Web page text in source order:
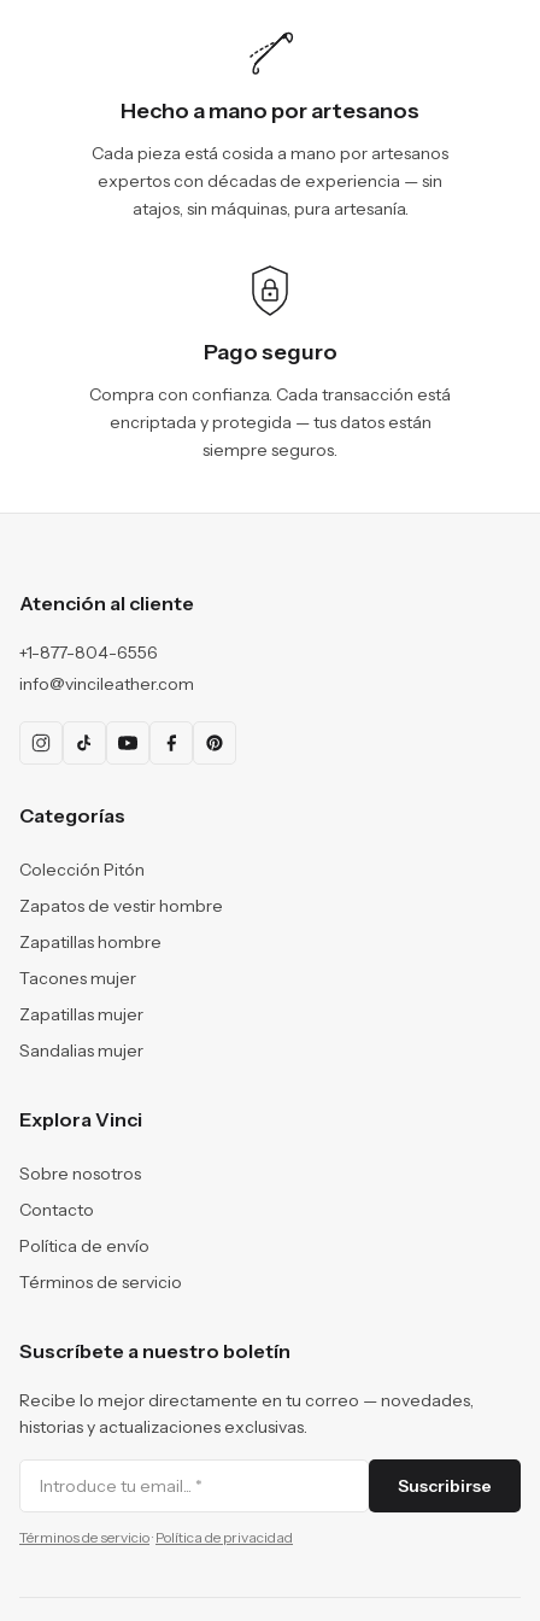
Hecho a mano por artesanos
Cada pieza está cosida a mano por artesanos
expertos con décadas de experiencia — sin
atajos, sin máquinas, pura artesanía.
Pago seguro
Compra con confianza. Cada transacción está
encriptada y protegida — tus datos están
siempre seguros.
Atención al cliente
+1-877-804-6556
info@vincileather.com
Categorías
Colección Pitón
Zapatos de vestir hombre
Zapatillas hombre
Tacones mujer
Zapatillas mujer
Sandalias mujer
Explora Vinci
Sobre nosotros
Contacto
Política de envío
Términos de servicio
Suscríbete a nuestro boletín
Recibe lo mejor directamente en tu correo — novedades,
historias y actualizaciones exclusivas.
Suscribirse
Términos de servicio· Política de privacidad